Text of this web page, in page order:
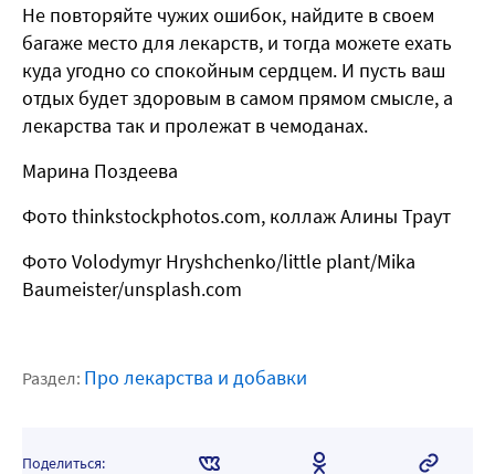
Не повторяйте чужих ошибок, найдите в своем
багаже место для лекарств, и тогда можете ехать
куда угодно со спокойным сердцем. И пусть ваш
отдых будет здоровым в самом прямом смысле, а
лекарства так и пролежат в чемоданах.
Марина Поздеева
Фото thinkstockphotos.com, коллаж Алины Траут
Фото Volodymyr Hryshchenko/little plant/Mika
Baumeister/unsplash.com
Раздел: Про лекарства и добавки
Поделиться: